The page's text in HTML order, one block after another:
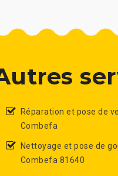
Réparation et pose de
Combefa
Nettoyage et pose de
Combefa 81640